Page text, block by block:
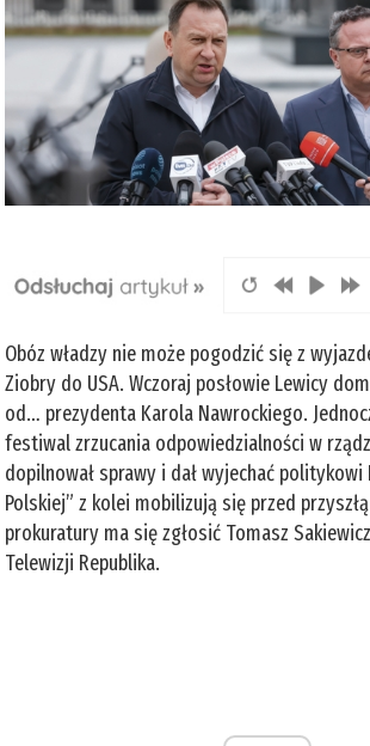
Obóz władzy nie może pogodzić się z
Ziobry do USA. Wczoraj posłowie Lewicy
od… prezydenta Karola Nawrockiego.
festiwal zrzucania odpowiedzialności w
dopilnował sprawy i dał wyjechać politykowi
Polskiej” z kolei mobilizują się przed
prokuratury ma się zgłosić Tomasz
Telewizji Republika.